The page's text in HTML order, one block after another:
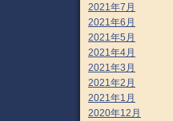
2021年7月
2021年6月
2021年5月
2021年4月
2021年3月
2021年2月
2021年1月
2020年12月